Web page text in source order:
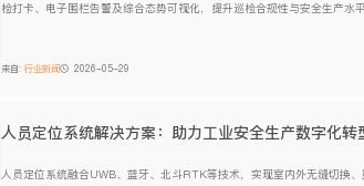
检打卡、电子围栏告警及综合态势可视化，提升巡检合规性与安全生产水平
来自: 行业新闻 2026-05-29
人员定位系统解决方案：助力工业安全生产数字化转
人员定位系统融合UWB、蓝牙、北斗RTK等技术，实现室内外无缝切换